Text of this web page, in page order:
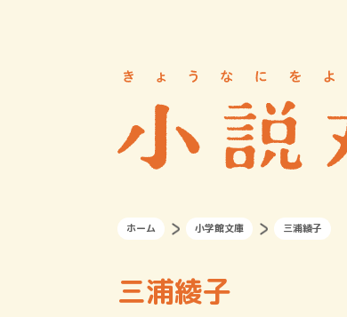
ホーム 小学館文庫 三浦綾子
三浦綾子